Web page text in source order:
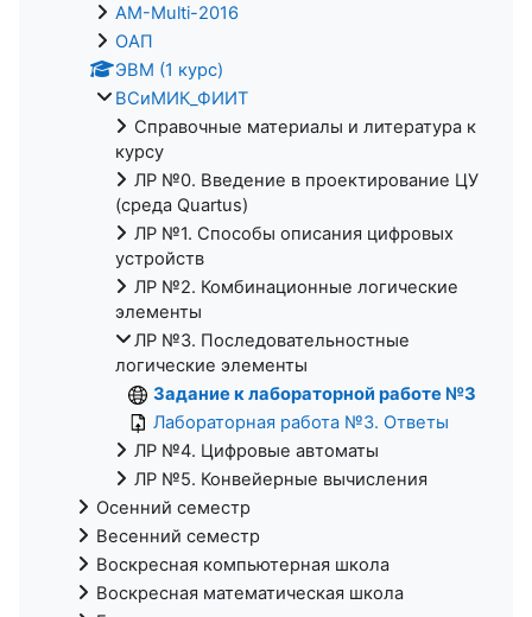
AM-Multi-2016
ОАП
ЭВМ (1 курс)
ВСиМИК_ФИИТ
Справочные материалы и литература к
курсу
ЛР №0. Введение в проектирование ЦУ
(среда Quartus)
ЛР №1. Способы описания цифровых
устройств
ЛР №2. Комбинационные логические
элементы
ЛР №3. Последовательностные
логические элементы
Задание к лабораторной работе №3
Лабораторная работа №3. Ответы
ЛР №4. Цифровые автоматы
ЛР №5. Конвейерные вычисления
Осенний семестр
Весенний семестр
Воскресная компьютерная школа
Воскресная математическая школа